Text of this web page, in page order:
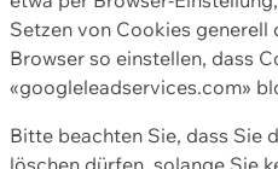
Setzen von Cookies
Browser so einstellen, dass
«googleleadservices.com»
Bitte beachten Sie, dass Sie